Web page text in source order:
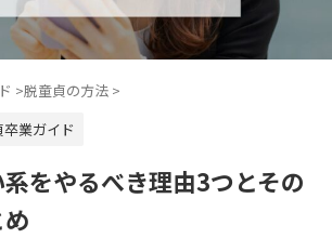
>脱童貞の方法 >
卒業ガイド
をやるべき理由3つとその